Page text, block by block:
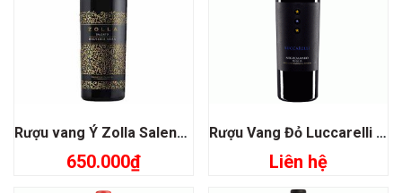
Rượu vang Ý Zolla Salento Malvasia Nera
650.000₫
Rượu Vang Đỏ Luccarelli Negroamaro
Liên hệ